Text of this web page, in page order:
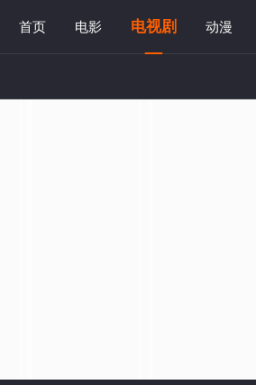
首页 电影 电视剧 动漫